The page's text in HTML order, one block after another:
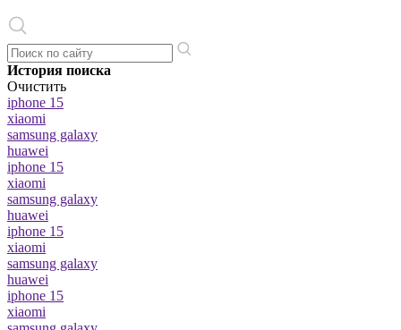
История поиска
Очистить
iphone 15
xiaomi
samsung galaxy
huawei
iphone 15
xiaomi
samsung galaxy
huawei
iphone 15
xiaomi
samsung galaxy
huawei
iphone 15
xiaomi